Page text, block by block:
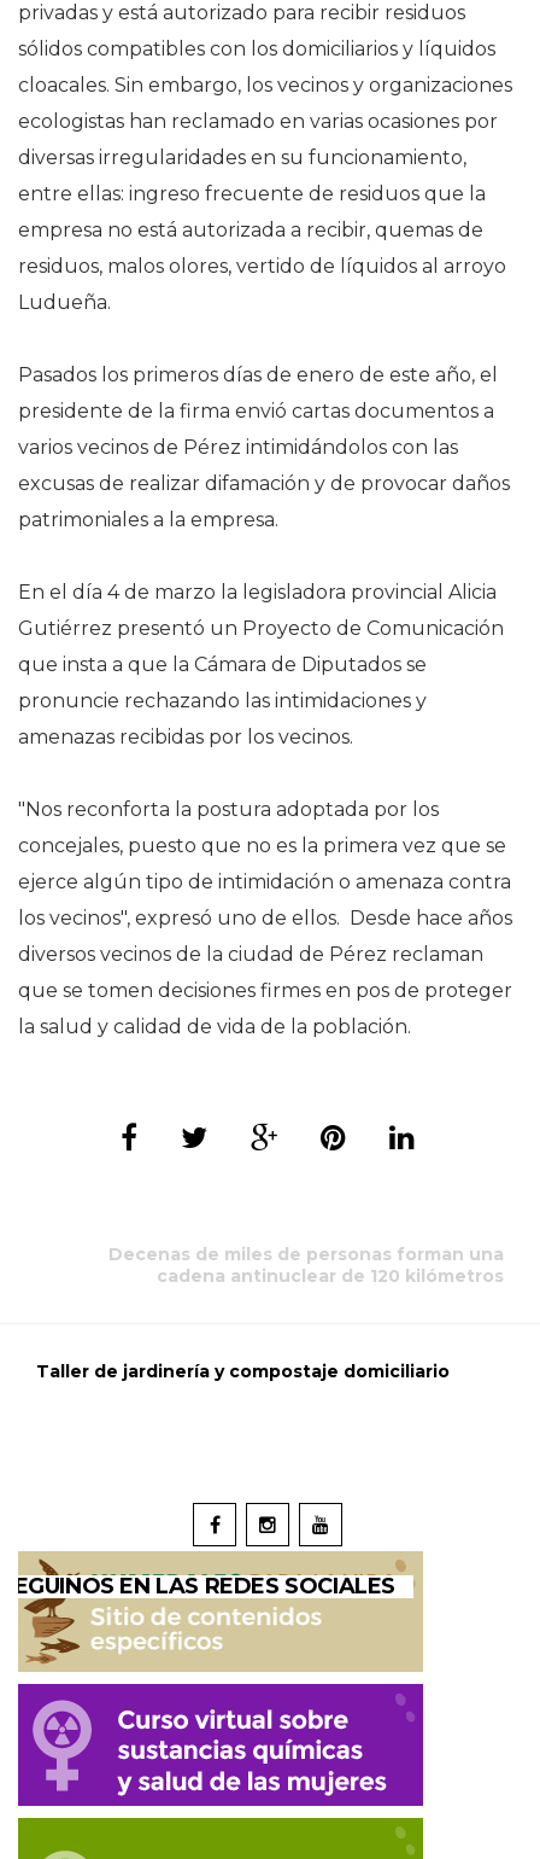
privadas y está autorizado para recibir residuos
sólidos compatibles con los domiciliarios y líquidos
cloacales. Sin embargo, los vecinos y organizaciones
ecologistas han reclamado en varias ocasiones por
diversas irregularidades en su funcionamiento,
entre ellas: ingreso frecuente de residuos que la
empresa no está autorizada a recibir, quemas de
residuos, malos olores, vertido de líquidos al arroyo
Ludueña.
Pasados los primeros días de enero de este año, el
presidente de la firma envió cartas documentos a
varios vecinos de Pérez intimidándolos con las
excusas de realizar difamación y de provocar daños
patrimoniales a la empresa.
En el día 4 de marzo la legisladora provincial Alicia
Gutiérrez presentó un Proyecto de Comunicación
que insta a que la Cámara de Diputados se
pronuncie rechazando las intimidaciones y
amenazas recibidas por los vecinos.
"Nos reconforta la postura adoptada por los
concejales, puesto que no es la primera vez que se
ejerce algún tipo de intimidación o amenaza contra
los vecinos", expresó uno de ellos. Desde hace años
diversos vecinos de la ciudad de Pérez reclaman
que se tomen decisiones firmes en pos de proteger
la salud y calidad de vida de la población.
Decenas de miles de personas forman una
cadena antinuclear de 120 kilómetros
Taller de jardinería y compostaje domiciliario
SEGUINOS EN LAS REDES SOCIALES